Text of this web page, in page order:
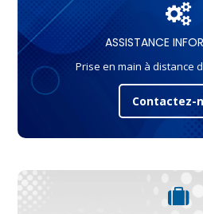
ASSISTANCE
Prise en main à distance
Contactez-